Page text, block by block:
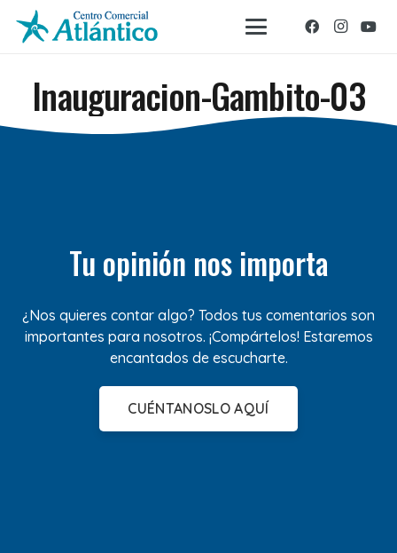
Inauguracion-Gambito-03
Tu opinión nos importa
¿Nos quieres contar algo? Todos tus comentarios son
importantes para nosotros. ¡Compártelos! Estaremos
encantados de escucharte.
CUÉNTANOSLO AQUÍ